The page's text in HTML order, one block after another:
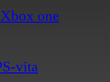
one
vita